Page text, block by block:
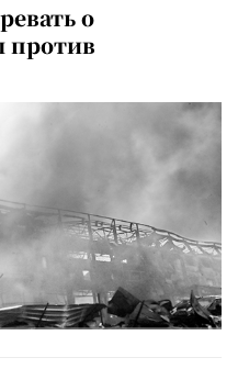
о
против